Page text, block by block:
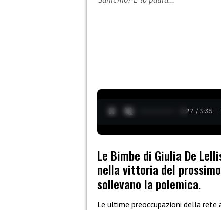
0:28 / 3:35
Le Bimbe di Giulia De
nella vittoria del
sollevano la polemica.
Le ultime preoccupazioni della